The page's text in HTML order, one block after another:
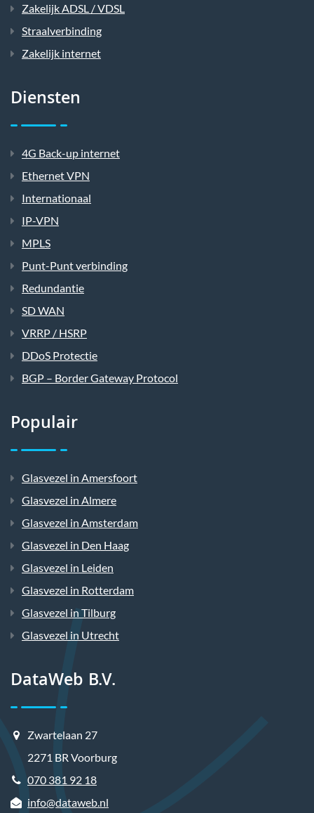
Zakelijk ADSL / VDSL
Straalverbinding
Zakelijk internet
Diensten
4G Back-up internet
Ethernet VPN
Internationaal
IP-VPN
MPLS
Punt-Punt verbinding
Redundantie
SD WAN
VRRP / HSRP
DDoS Protectie
BGP – Border Gateway Protocol
Populair
Glasvezel in Amersfoort
Glasvezel in Almere
Glasvezel in Amsterdam
Glasvezel in Den Haag
Glasvezel in Leiden
Glasvezel in Rotterdam
Glasvezel in Tilburg
Glasvezel in Utrecht
DataWeb B.V.
Zwartelaan 27
2271 BR Voorburg
070 381 92 18
info@dataweb.nl